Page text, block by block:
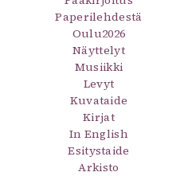
Paperilehdestä
Oulu2026
Näyttelyt
Musiikki
Levyt
Kuvataide
Kirjat
In English
Esitystaide
Arkisto